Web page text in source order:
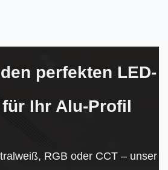
perfekten LED-
Ihr Alu-Profil
RGB oder CCT – unser